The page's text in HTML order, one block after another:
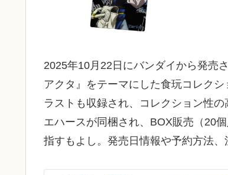
2025年10月22日にバンダイから発売
アクタ』をテーマにした食玩コレク
ラストも収録され、コレクション性
エハースが同梱され、BOX販売（20
指すもよし。発売日情報や予約方法